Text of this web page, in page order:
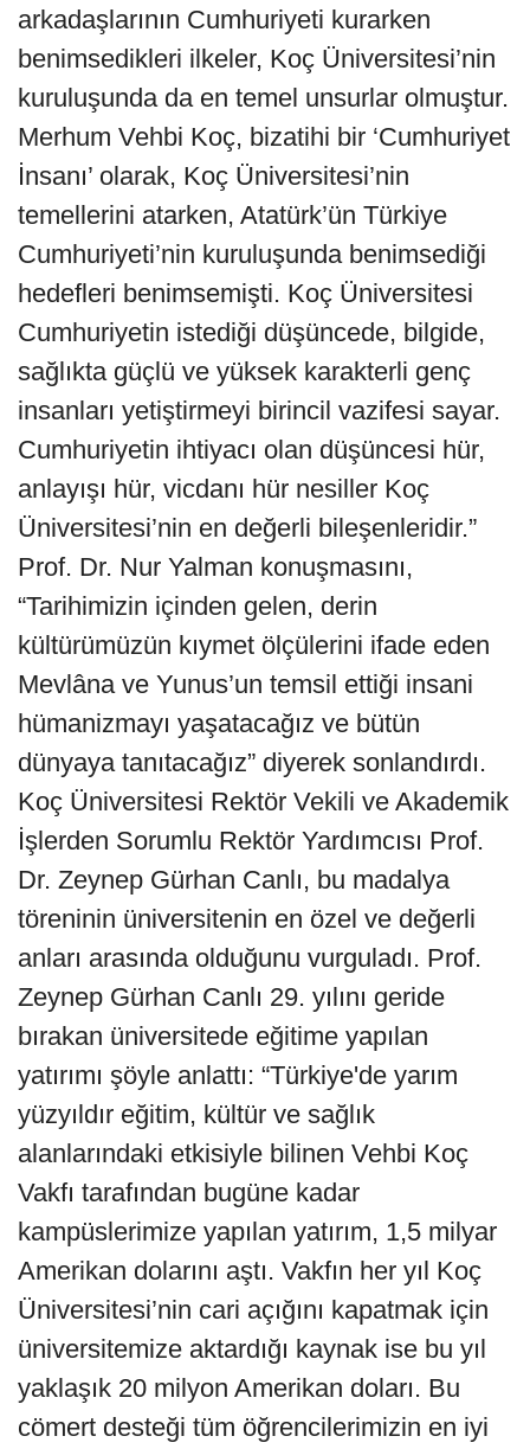
arkadaşlarının Cumhuriyeti kurarken
benimsedikleri ilkeler, Koç Üniversitesi’nin
kuruluşunda da en temel unsurlar olmuştur.
Merhum Vehbi Koç, bizatihi bir ‘Cumhuriyet
İnsanı’ olarak, Koç Üniversitesi’nin
temellerini atarken, Atatürk’ün Türkiye
Cumhuriyeti’nin kuruluşunda benimsediği
hedefleri benimsemişti. Koç Üniversitesi
Cumhuriyetin istediği düşüncede, bilgide,
sağlıkta güçlü ve yüksek karakterli genç
insanları yetiştirmeyi birincil vazifesi sayar.
Cumhuriyetin ihtiyacı olan düşüncesi hür,
anlayışı hür, vicdanı hür nesiller Koç
Üniversitesi’nin en değerli bileşenleridir.”
Prof. Dr. Nur Yalman konuşmasını,
“Tarihimizin içinden gelen, derin
kültürümüzün kıymet ölçülerini ifade eden
Mevlâna ve Yunus’un temsil ettiği insani
hümanizmayı yaşatacağız ve bütün
dünyaya tanıtacağız” diyerek sonlandırdı.
Koç Üniversitesi Rektör Vekili ve Akademik
İşlerden Sorumlu Rektör Yardımcısı Prof.
Dr. Zeynep Gürhan Canlı, bu madalya
töreninin üniversitenin en özel ve değerli
anları arasında olduğunu vurguladı. Prof.
Zeynep Gürhan Canlı 29. yılını geride
bırakan üniversitede eğitime yapılan
yatırımı şöyle anlattı: “Türkiye'de yarım
yüzyıldır eğitim, kültür ve sağlık
alanlarındaki etkisiyle bilinen Vehbi Koç
Vakfı tarafından bugüne kadar
kampüslerimize yapılan yatırım, 1,5 milyar
Amerikan dolarını aştı. Vakfın her yıl Koç
Üniversitesi’nin cari açığını kapatmak için
üniversitemize aktardığı kaynak ise bu yıl
yaklaşık 20 milyon Amerikan doları. Bu
cömert desteği tüm öğrencilerimizin en iyi